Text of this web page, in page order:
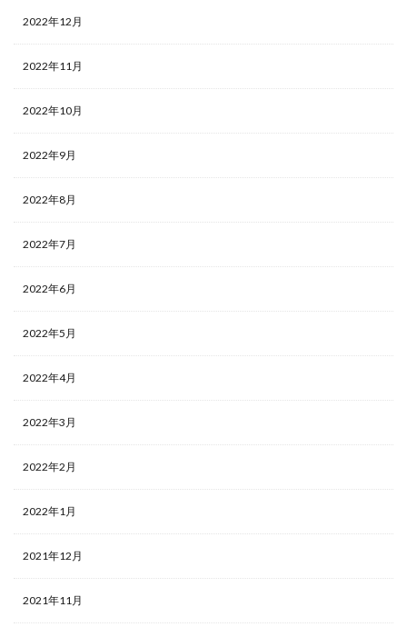
2022年12月
2022年11月
2022年10月
2022年9月
2022年8月
2022年7月
2022年6月
2022年5月
2022年4月
2022年3月
2022年2月
2022年1月
2021年12月
2021年11月